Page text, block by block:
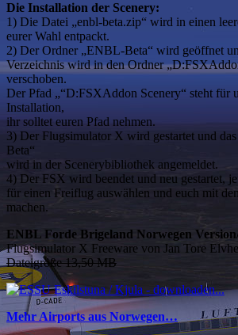
Die Installation der Scenery:
1) Die Datei „enbl-beta.zip“ wird in einen
eurer Wahl entpackt.
2) Der Ordner „ENBL-Beta“ wird geöffnet
Verzeichnis wird in den Ordner
verschoben.
Der Pfad „“D:FSXAddon Scenery“ steht für
Installation,
ihr solltet euren Pfad nehmen.
3) Der Flugsimulator X wird gestartet und
Beta“
wird in der Scenerybibliothek angemeldet.
4) Der FSX wird beendet und neu gestartet,
für einen Freiflug auswählen und euch mit
machen.
ENBL Forde Brigeland Norwegen
Flugsimulator X Freeware von Jan Tore
Dateigröße 13,50 MB
Mehr Airports aus Norwegen…